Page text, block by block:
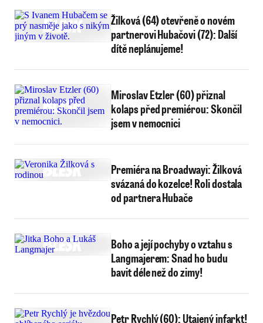
Žilková (64) otevřeně o novém
partnerovi Hubačovi (72): Další
dítě neplánujeme!
Miroslav Etzler (60) přiznal
kolaps před premiérou: Skončil
jsem v nemocnici
Premiéra na Broadwayi: Žilková
svázaná do kozelce! Roli dostala
od partnera Hubače
Boho a její pochyby o vztahu s
Langmajerem: Snad ho budu
bavit déle než do zimy!
Petr Rychlý (60): Utajený infarkt!